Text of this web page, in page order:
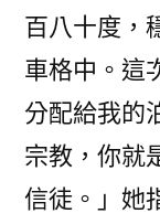
百八十度，
車格中。
分配給我的
宗教，你就
信徒。」她